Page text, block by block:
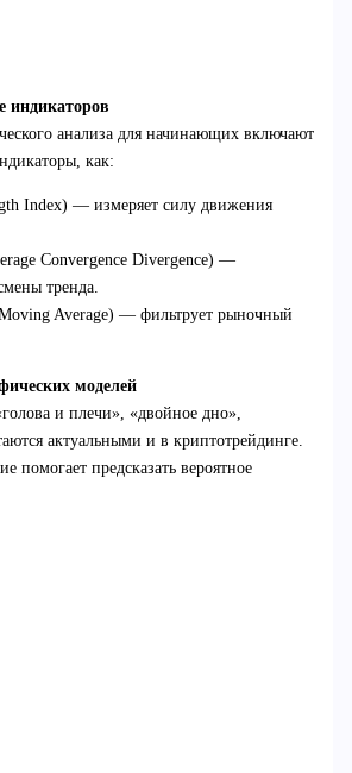
индикаторов
анализа для начинающих включают
как:
Index) — измеряет силу движения
Convergence Divergence) —
тренда.
Average) — фильтрует рыночный
моделей
и плечи», «двойное дно»,
актуальными и в криптотрейдинге.
помогает предсказать вероятное